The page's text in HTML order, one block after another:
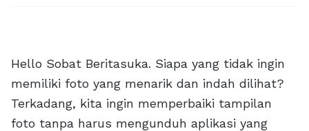
Hello Sobat Beritasuka. Siapa yang tidak ingin
memiliki foto yang menarik dan indah dilihat?
Terkadang, kita ingin memperbaiki tampilan
foto tanpa harus mengunduh aplikasi yang